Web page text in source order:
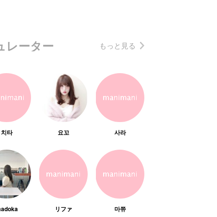
レーター もっと見る
치타 요꼬 사라
リファ 마쮸